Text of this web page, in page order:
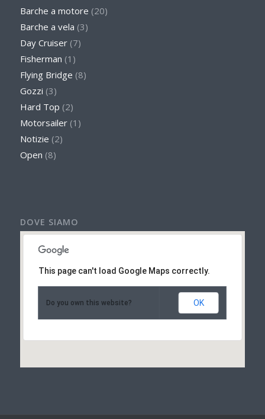
Barche a motore (20)
Barche a vela (3)
Day Cruiser(7)
Fisherman (1)
Flying Bridge (8)
Gozzi (3)
Hard Top (2)
Motorsailer(1)
Notizie (2)
Open (8)
DOVE SIAMO
This page can't load Google Maps correctly.
Do you own this website? OK